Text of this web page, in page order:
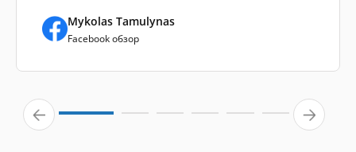
Mykolas Tamulynas
Facebook обзор